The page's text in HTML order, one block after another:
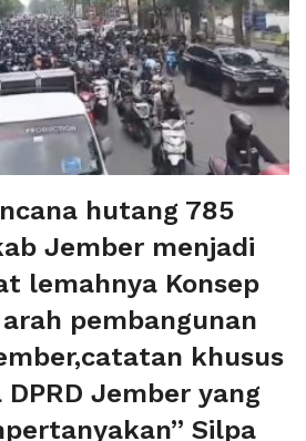
hutang 785
Jember menjadi
lemahnya Konsep
pembangunan
khusus
Jember yang
Silpa